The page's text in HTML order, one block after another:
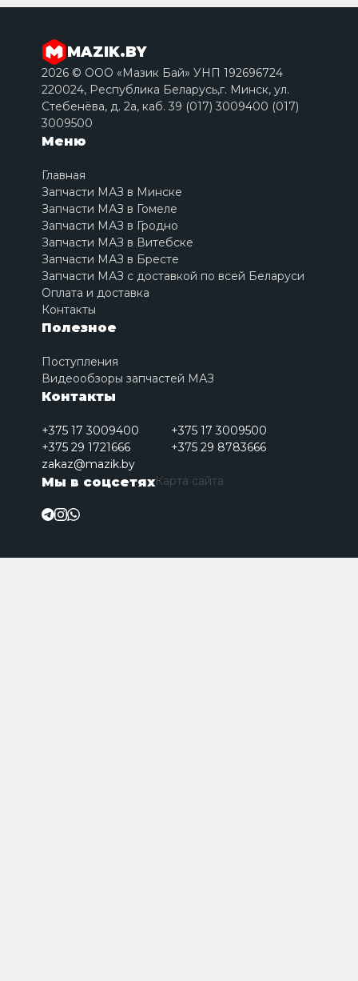
MAZIK.BY
2026 © ООО «Мазик Бай» УНП 192696724
220024, Республика Беларусь,г. Минск, ул.
Стебенёва, д. 2a, каб. 39 (017) 3009400 (017)
3009500
Меню
Главная
Запчасти МАЗ в Минске
Запчасти МАЗ в Гомеле
Запчасти МАЗ в Гродно
Запчасти МАЗ в Витебске
Запчасти МАЗ в Бресте
Запчасти МАЗ с доставкой по всей Беларуси
Оплата и доставка
Контакты
Полезное
Поступления
Видеообзоры запчастей МАЗ
Контакты
+375 17 3009400
+375 17 3009500
+375 29 1721666
+375 29 8783666
zakaz@mazik.by
Мы в соцсетяхКарта сайта